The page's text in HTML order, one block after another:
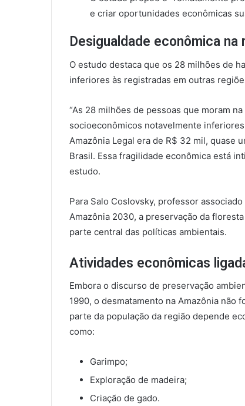
e criar oportunidades econômicas
Desigualdade econômica na
O estudo destaca que os 28 milhões de
inferiores às registradas em outras
“As 28 milhões de pessoas que moram
socioeconômicos notavelmente
Amazônia Legal era de R$ 32 mil, quase
Brasil. Essa fragilidade econômica está
estudo.
Para Salo Coslovsky, professor
Amazônia 2030, a preservação da
parte central das políticas ambientais.
Atividades econômicas
Embora o discurso de preservação
1990, o desmatamento na Amazônia
parte da população da região depende
como:
Garimpo;
Exploração de madeira;
Criação de gado.